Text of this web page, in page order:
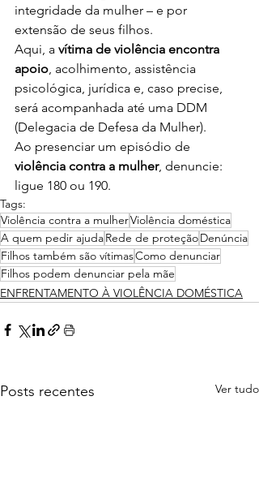
integridade da mulher – e por
extensão de seus filhos.
Aqui, a vítima de violência encontra
apoio, acolhimento, assistência
psicológica, jurídica e, caso precise,
será acompanhada até uma DDM
(Delegacia de Defesa da Mulher).
Ao presenciar um episódio de
violência contra a mulher, denuncie:
ligue 180 ou 190.
Tags:
Violência contra a mulherViolência doméstica
A quem pedir ajudaRede de proteçãoDenúncia
Filhos também são vítimasComo denunciar
Filhos podem denunciar pela mãe
ENFRENTAMENTO À VIOLÊNCIA DOMÉSTICA
Posts recentes Ver tudo